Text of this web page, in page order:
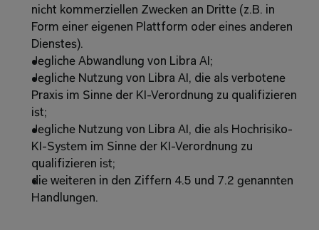
nicht kommerziellen Zwecken an Dritte (z.B. in
Form einer eigenen Plattform oder eines anderen
Dienstes).
Jegliche Abwandlung von Libra AI;
Jegliche Nutzung von Libra AI, die als verbotene
Praxis im Sinne der KI-Verordnung zu qualifizieren
ist;
Jegliche Nutzung von Libra AI, die als Hochrisiko-
KI-System im Sinne der KI-Verordnung zu
qualifizieren ist;
die weiteren in den Ziffern 4.5 und 7.2 genannten
Handlungen.